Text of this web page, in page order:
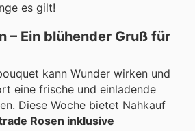
es gilt!
– Ein blühender Gruß für
kann Wunder wirken und
eine frische und einladende
Diese Woche bietet Nahkauf
Rosen inklusive